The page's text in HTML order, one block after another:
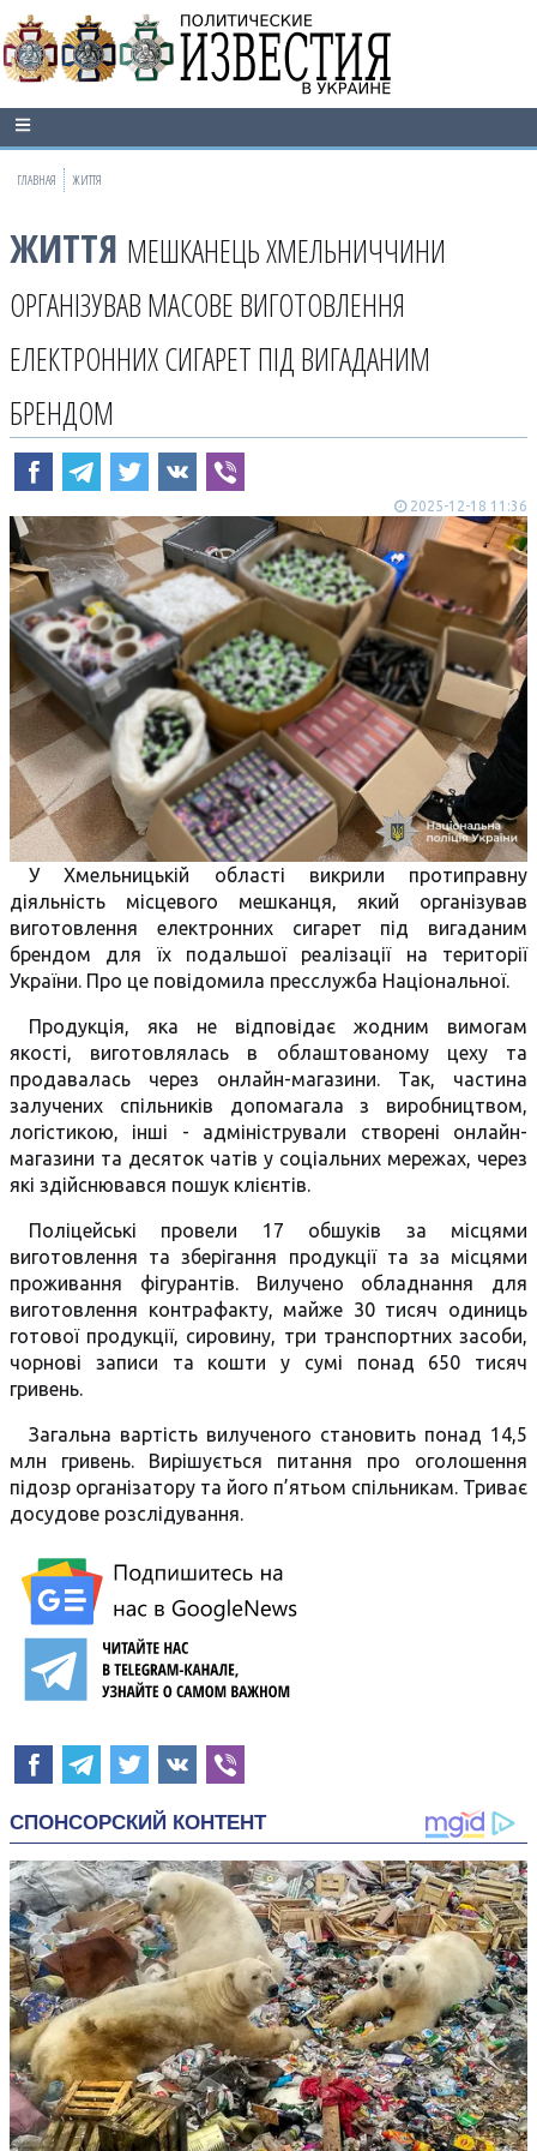
ГЛАВНАЯ ЖИТТЯ
ЖИТТЯ МЕШКАНЕЦЬ ХМЕЛЬНИЧЧИНИ
ОРГАНІЗУВАВ МАСОВЕ ВИГОТОВЛЕННЯ
ЕЛЕКТРОННИХ СИГАРЕТ ПІД ВИГАДАНИМ
БРЕНДОМ
2025-12-18 11:36
У Хмельницькій області викрили протиправну
діяльність місцевого мешканця, який організував
виготовлення електронних сигарет під вигаданим
брендом для їх подальшої реалізації на території
України. Про це повідомила пресслужба Національної.
Продукція, яка не відповідає жодним вимогам
якості, виготовлялась в облаштованому цеху та
продавалась через онлайн-магазини. Так, частина
залучених спільників допомагала з виробництвом,
логістикою, інші - адміністрували створені онлайн-
магазини та десяток чатів у соціальних мережах, через
які здійснювався пошук клієнтів.
Поліцейські провели 17 обшуків за місцями
виготовлення та зберігання продукції та за місцями
проживання фігурантів. Вилучено обладнання для
виготовлення контрафакту, майже 30 тисяч одиниць
готової продукції, сировину, три транспортних засоби,
чорнові записи та кошти у сумі понад 650 тисяч
гривень.
Загальна вартість вилученого становить понад 14,5
млн гривень. Вирішується питання про оголошення
підозр організатору та його п’ятьом спільникам. Триває
досудове розслідування.